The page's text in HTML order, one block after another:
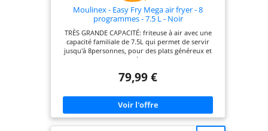
Moulinex - Easy Fry Mega air fryer - 8
programmes - 7.5 L - Noir
TRÈS GRANDE CAPACITÉ: friteuse à air avec une
capacité familiale de 7.5L qui permet de servir
jusqu'à 8personnes, pour des plats généreux et
savoureux qui plairont à tout le monde FORMAT
très grande capacité et un format compact
1programme manuel, permettant un réglage
précis du temps et de la température (de 80°C à
200°C, jusqu'à 60minutes) grâce au bouton rotatif
GAIN DE TEMPS ET D'ÉNERGIE: consomme jusqu'à
79,99 €